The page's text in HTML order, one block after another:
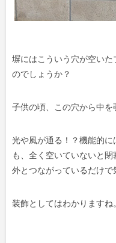
塀にはこういう穴が空い
のでしょうか？
子供の頃、この穴から中を
光や風が通る！？機能的
も、全く空いていないと
外とつながっているだけで
装飾としてはわかりますね。